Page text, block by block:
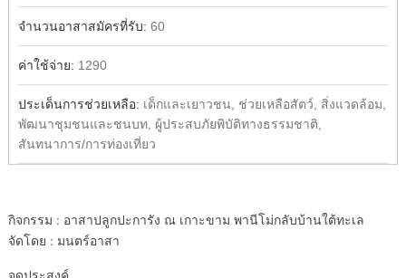
จำนวนอาสาสมัครที่รับ: 60
ค่าใช้จ่าย: 1290
ประเด็นการช่วยเหลือ: เด็กและเยาวชน, ช่วยเหลือสัตว์, สิ่งแวดล้อม,
พัฒนาชุมชนและชนบท, ผู้ประสบภัยพิบัติทางธรรมชาติ,
สันทนาการ/การท่องเที่ยว
กิจกรรม : อาสาปลูกปะการัง ณ เกาะขาม พานีโม่กลับบ้านใต้ทะเล
จัดโดย : มนตร์อาสา